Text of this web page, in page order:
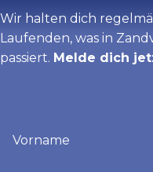
Wir halten dich
Laufenden, was in
passiert. Melde dich
(erforderlich)